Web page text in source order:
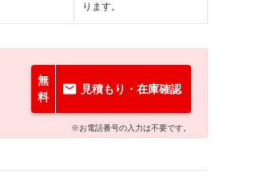
ります。
無
料
見積もり・在庫確認
※お電話番号の入力は不要です。